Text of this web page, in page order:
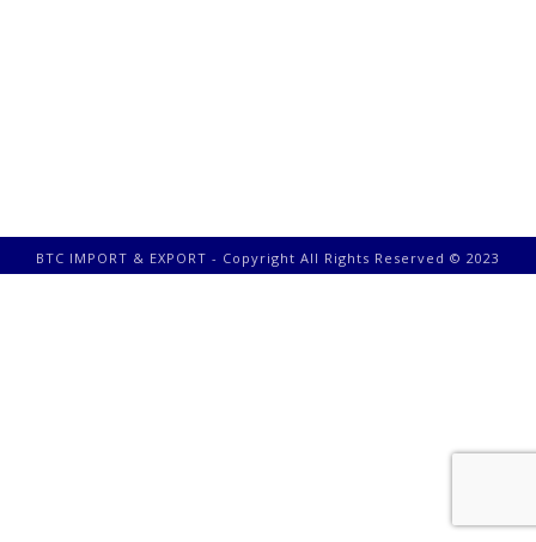
BTC IMPORT & EXPORT - Copyright All Rights Reserved © 2023